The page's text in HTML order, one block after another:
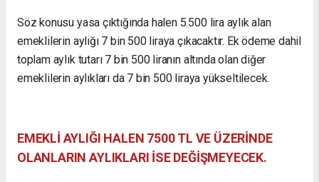
Söz konusu yasa çıktığında halen 5.500 lira aylık alan
emeklilerin aylığı 7 bin 500 liraya çıkacaktır. Ek ödeme dahil
toplam aylık tutarı 7 bin 500 liranın altında olan diğer
emeklilerin aylıkları da 7 bin 500 liraya yükseltilecek.
EMEKLİ AYLIĞI HALEN 7500 TL VE ÜZERİNDE
OLANLARIN AYLIKLARI İSE DEĞİŞMEYECEK.